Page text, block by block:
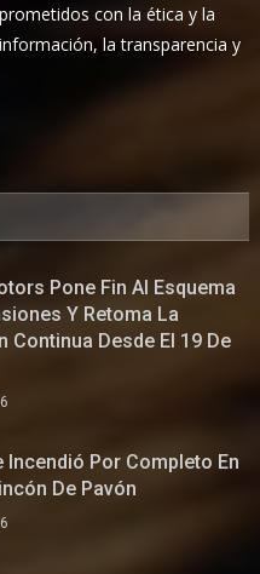
con la ética y la
la transparencia y
Pone Fin Al Esquema
Y Retoma La
Continua Desde El 19 De
Incendió Por Completo En
De Pavón